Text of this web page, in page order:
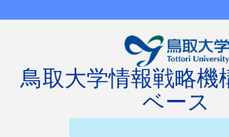
鳥取大学情報戦略機
ベース